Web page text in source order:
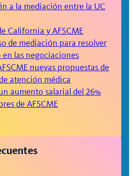
a la mediación entre la UC
California y AFSCME
de mediación para resolver
las negociaciones
nuevas propuestas de
atención médica
aumento salarial del 26%
de AFSCME